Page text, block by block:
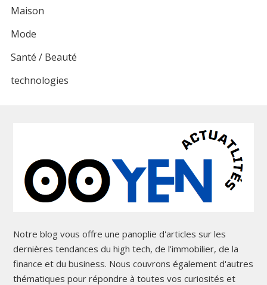
Maison
Mode
Santé / Beauté
technologies
Notre blog vous offre une panoplie d'articles sur les
dernières tendances du high tech, de l'immobilier, de la
finance et du business. Nous couvrons également d'autres
thématiques pour répondre à toutes vos curiosités et